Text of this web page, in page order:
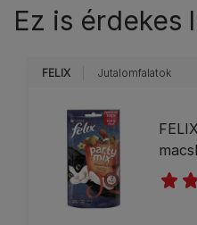
Ez is érdekes
FELIX Jutalomfalatok